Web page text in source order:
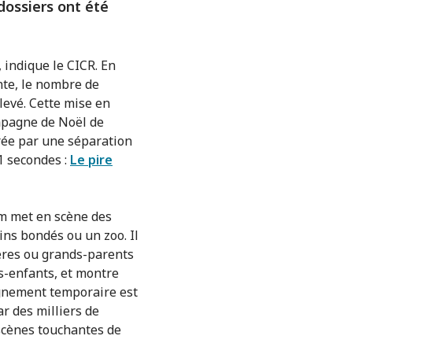
ont été
le CICR. En
le nombre de
Cette mise en
de Noël de
par une séparation
: Le pire
met en scène des
bondés ou un zoo. Il
ou grands-parents
enfants, et montre
temporaire est
des milliers de
touchantes de